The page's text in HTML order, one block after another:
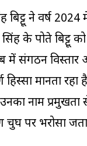
बिट्टू ने वर्ष
सिंह के पोते बिट्टू
में संगठन
मानता
नाम प्रमुखता
पर भरोसा